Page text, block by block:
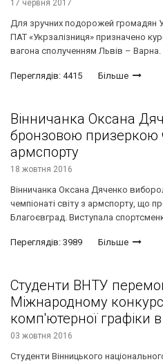
17 червня 2017
Для зручних подорожей громадян
ПАТ «Укрзалізниця» призначено
вагона сполученням Львів – Варна.
Переглядів: 4415 Більше
Вінничанка Оксана
бронзовою призеркою
армспорту
18 жовтня 2016
Вінничанка Оксана Дяченко
чемпіонаті світу з армспорту, що
Благоєвград. Виступала
Переглядів: 3989 Більше
Студенти ВНТУ
Міжнародному
комп'ютерної графіки в
03 жовтня 2016
Студенти Вінницького